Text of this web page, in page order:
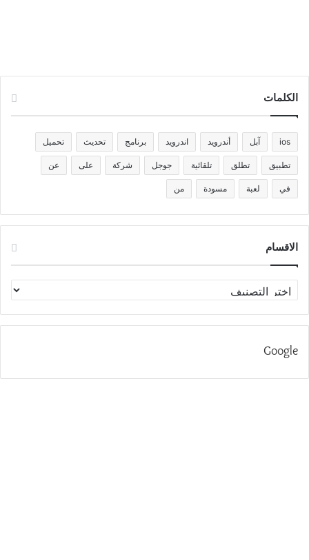
الكلمات
ios آبل أندرويد اندرويد برنامج تحديث تحميل
تطبيق تطلق تلقائية جوجل شركة على عن
في لعبة مسودة من
الاقسام
الاقسام
Google